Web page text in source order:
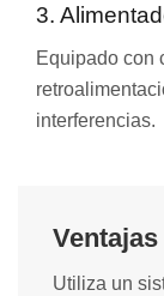
3.
Equipado con
interferencias.
Utiliza un